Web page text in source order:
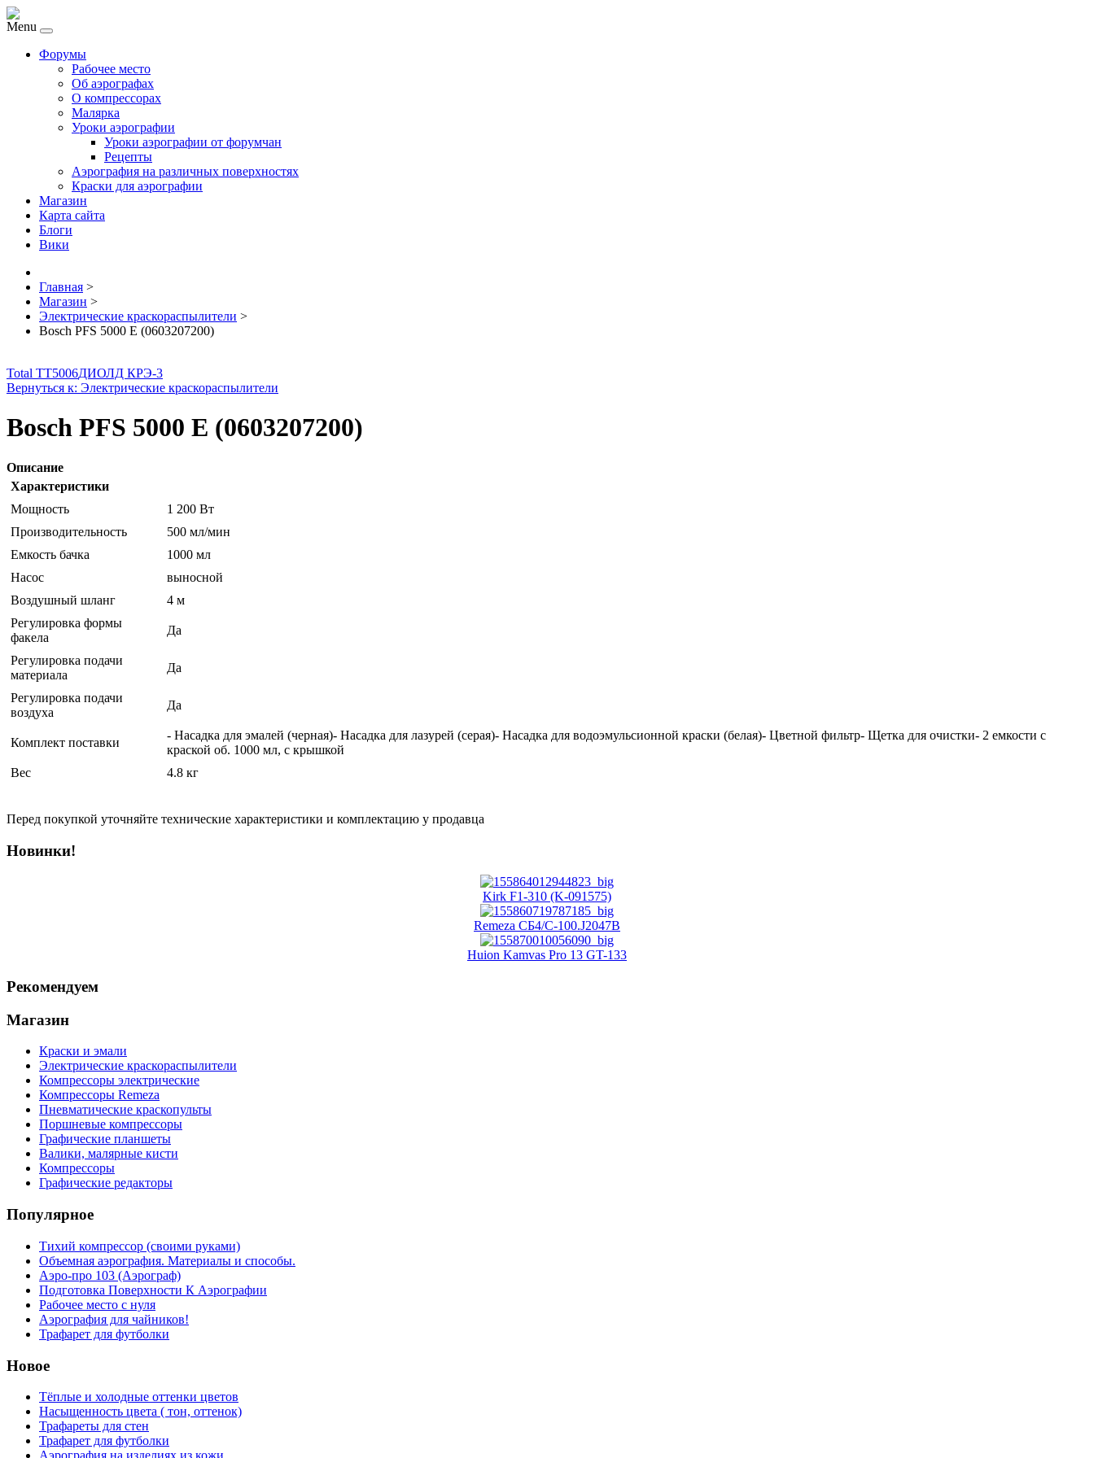
Menu
Форумы
Рабочее место
Об аэрографах
О компрессорах
Малярка
Уроки аэрографии
Уроки аэрографии от форумчан
Рецепты
Аэрография на различных поверхностях
Краски для аэрографии
Магазин
Карта сайта
Блоги
Вики
Главная >
Магазин >
Электрические краскораспылители >
Bosch PFS 5000 E (0603207200)
Total TT5006ДИОЛД КРЭ-3
Вернуться к: Электрические краскораспылители
Bosch PFS 5000 E (0603207200)
Описание
Характеристики
Мощность
1 200 Вт
Производительность
500 мл/мин
Емкость бачка
1000 мл
Насос
выносной
Воздушный шланг
4 м
Регулировка формы
факела
Да
Регулировка подачи
материала
Да
Регулировка подачи
воздуха
Да
Комплект поставки
- Насадка для эмалей (черная)- Насадка для лазурей (серая)- Насадка для водоэмульсионной краски (белая)- Цветной фильтр- Щетка для очистки- 2 емкости с
краской об. 1000 мл, с крышкой
Вес
4.8 кг
Перед покупкой уточняйте технические характеристики и комплектацию у продавца
Новинки!
Kirk F1-310 (K-091575)
Remeza СБ4/C-100.J2047B
Huion Kamvas Pro 13 GT-133
Рекомендуем
Магазин
Краски и эмали
Электрические краскораспылители
Компрессоры электрические
Компрессоры Remeza
Пневматические краскопульты
Поршневые компрессоры
Графические планшеты
Валики, малярные кисти
Компрессоры
Графические редакторы
Популярное
Тихий компрессор (своими руками)
Объемная аэрография. Материалы и способы.
Аэро-про 103 (Аэрограф)
Подготовка Поверхности К Аэрографии
Рабочее место с нуля
Аэрография для чайников!
Трафарет для футболки
Новое
Тёплые и холодные оттенки цветов
Насыщенность цвета ( тон, оттенок)
Трафареты для стен
Трафарет для футболки